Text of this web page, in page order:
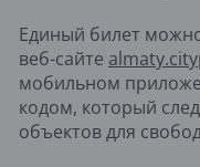
Единый билет
веб-сайте
мобильном
кодом, который
объектов для